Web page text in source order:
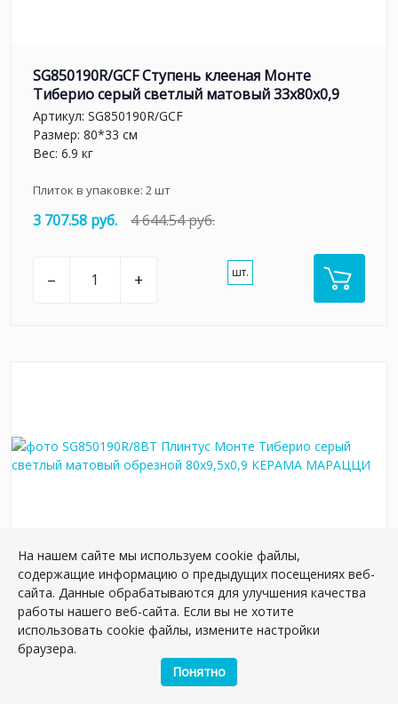
SG850190R/GCF Ступень клееная Монте
Тиберио серый светлый матовый 33x80x0,9
Артикул: SG850190R/GCF
Размер: 80*33 см
Вес: 6.9 кг
Плиток в упаковке: 2шт
3 707.58 руб. 4 644.54 руб.
– + шт.
SG850190R/8BT Плинтус Монте Тиберио серый
светлый матовый обрезной 80x9,5x0,9
Артикул:SG850190R/8BT
Размер: 9*80 см
Вес: 1.65 кг
На нашем сайте мы используем cookie файлы,
содержащие информацию о предыдущих посещениях веб-
сайта. Данные обрабатываются для улучшения качества
работы нашего веб-сайта. Если вы не хотите
использовать cookie файлы, измените настройки
браузера.
Понятно